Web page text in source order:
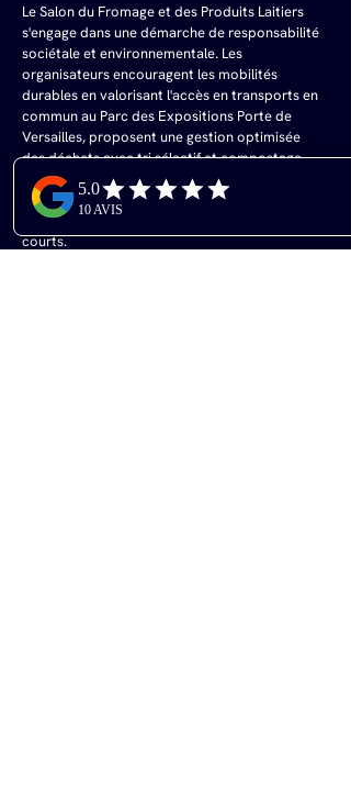
Le Salon du Fromage et des Produits Laitiers
s'engage dans une démarche de responsabilité
sociétale et environnementale. Les
organisateurs encouragent les mobilités
durables en valorisant l'accès en transports en
commun au Parc des Expositions Porte de
Versailles, proposent une gestion optimisée
des déchets avec tri sélectif et compostage
des déchets organiques, limitent l'utilisation de
plastiques à usage unique sur le salon, et
favorisent les prestataires locaux et les circuits
courts.